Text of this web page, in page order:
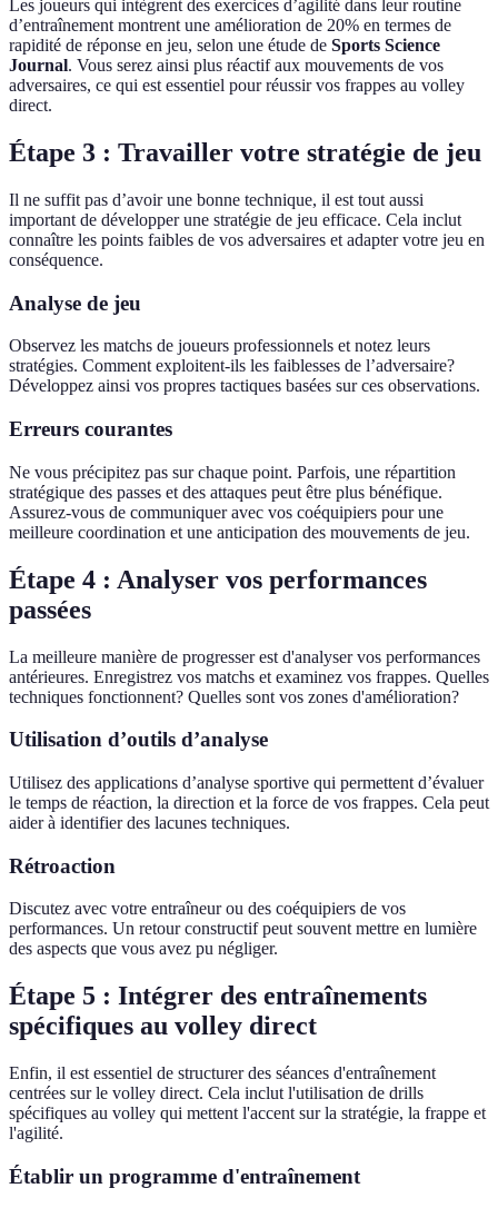
Les joueurs qui intègrent des exercices d’agilité dans leur routine
d’entraînement montrent une amélioration de 20% en termes de
rapidité de réponse en jeu, selon une étude de Sports Science
Journal. Vous serez ainsi plus réactif aux mouvements de vos
adversaires, ce qui est essentiel pour réussir vos frappes au volley
direct.
Étape 3 : Travailler votre stratégie de jeu
Il ne suffit pas d’avoir une bonne technique, il est tout aussi
important de développer une stratégie de jeu efficace. Cela inclut
connaître les points faibles de vos adversaires et adapter votre jeu en
conséquence.
Analyse de jeu
Observez les matchs de joueurs professionnels et notez leurs
stratégies. Comment exploitent-ils les faiblesses de l’adversaire?
Développez ainsi vos propres tactiques basées sur ces observations.
Erreurs courantes
Ne vous précipitez pas sur chaque point. Parfois, une répartition
stratégique des passes et des attaques peut être plus bénéfique.
Assurez-vous de communiquer avec vos coéquipiers pour une
meilleure coordination et une anticipation des mouvements de jeu.
Étape 4 : Analyser vos performances
passées
La meilleure manière de progresser est d'analyser vos performances
antérieures. Enregistrez vos matchs et examinez vos frappes. Quelles
techniques fonctionnent? Quelles sont vos zones d'amélioration?
Utilisation d’outils d’analyse
Utilisez des applications d’analyse sportive qui permettent d’évaluer
le temps de réaction, la direction et la force de vos frappes. Cela peut
aider à identifier des lacunes techniques.
Rétroaction
Discutez avec votre entraîneur ou des coéquipiers de vos
performances. Un retour constructif peut souvent mettre en lumière
des aspects que vous avez pu négliger.
Étape 5 : Intégrer des entraînements
spécifiques au volley direct
Enfin, il est essentiel de structurer des séances d'entraînement
centrées sur le volley direct. Cela inclut l'utilisation de drills
spécifiques au volley qui mettent l'accent sur la stratégie, la frappe et
l'agilité.
Établir un programme d'entraînement